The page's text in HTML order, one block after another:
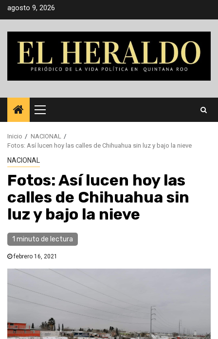
Saltar
agosto 9, 2026
Menú
principal
Inicio
NACIONAL
Fotos: Así lucen hoy las calles de Chihuahua sin luz y bajo la nieve
NACIONAL
Fotos: Así lucen hoy las
calles de Chihuahua sin
luz y bajo la nieve
1 minuto de lectura
febrero 16, 2021